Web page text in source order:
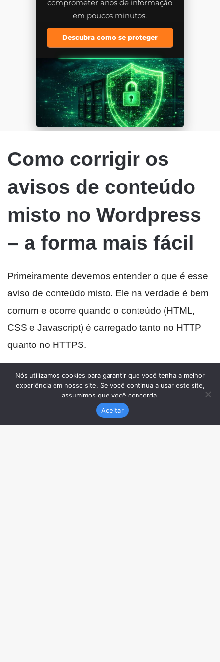
Nós utilizamos cookies para garantir que você tenha a melhor
experiência em nosso site. Se você continua a usar este site,
assumimos que você concorda.
Aceitar